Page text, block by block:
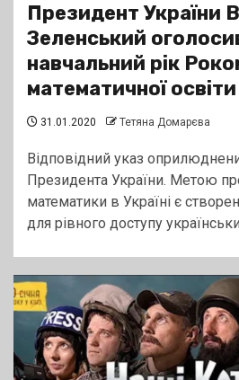
Президент України
Зеленський
навчальний рік
математичної освіти
31.01.2020 Тетяна Домарєва
Відповідний указ
Президента України. Метою
математики в Україні є
для рівного доступу